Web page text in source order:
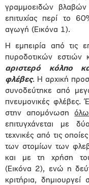
γραμμοειδών
επιτυχίας περί το
αγωγή (Εικόνα 1).
Η εμπειρία από τις
πυροδοτικών εστιών
αριστερό κόλπο
φλέβες. Η αρχική
συνοδεύτηκε από
πνευμονικές φλέβες.
στην απομόνωση
επιτυγχάνεται με
τεχνικές από τις
των στομίων των
και με τη χρήση
(Εικόνα 2), ενώ η
κριτήρια,